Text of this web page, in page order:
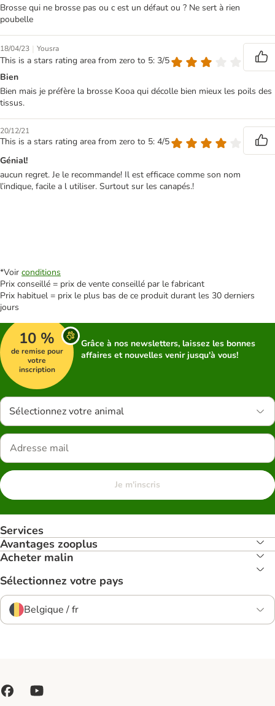
Brosse qui ne brosse pas ou c est un défaut ou ? Ne sert à rien
poubelle
18/04/23 | Yousra
This is a stars rating area from zero to 5: 3/5
Bien
Bien mais je préfère la brosse Kooa qui décolle bien mieux les poils des
tissus.
20/12/21
This is a stars rating area from zero to 5: 4/5
Génial!
aucun regret. Je le recommande! Il est efficace comme son nom
l’indique, facile a l utiliser. Surtout sur les canapés.!
*Voir conditions
Prix conseillé = prix de vente conseillé par le fabricant
Prix habituel = prix le plus bas de ce produit durant les 30 derniers
jours
10 %
de remise pour
votre
inscription
Grâce à nos newsletters, laissez les bonnes
affaires et nouvelles venir jusqu'à vous!
Sélectionnez votre animal
Je m'inscris
Services
Avantages zooplus
Acheter malin
Sélectionnez votre pays
Belgique / fr